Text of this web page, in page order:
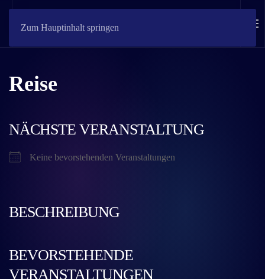
Zum Hauptinhalt springen
Reise
NÄCHSTE VERANSTALTUNG
Keine bevorstehenden Veranstaltungen
BESCHREIBUNG
BEVORSTEHENDE
VERANSTALTUNGEN